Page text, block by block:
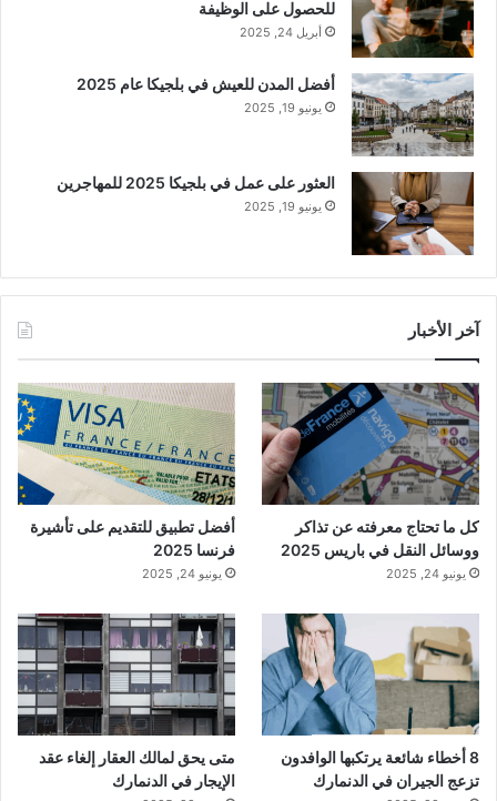
للحصول على الوظيفة
أبريل 24, 2025
أفضل المدن للعيش في بلجيكا عام 2025
يونيو 19, 2025
العثور على عمل في بلجيكا 2025 للمهاجرين
يونيو 19, 2025
آخر الأخبار
كل ما تحتاج معرفته عن تذاكر
ووسائل النقل في باريس 2025
يونيو 24, 2025
أفضل تطبيق للتقديم على تأشيرة
فرنسا 2025
يونيو 24, 2025
8 أخطاء شائعة يرتكبها الوافدون
تزعج الجيران في الدنمارك
متى يحق لمالك العقار إلغاء عقد
الإيجار في الدنمارك